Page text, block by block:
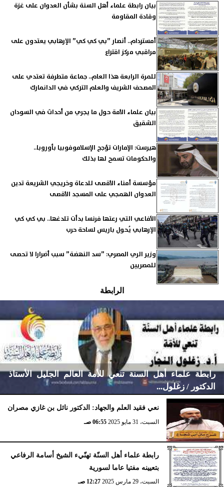
بيان رابطة علماء أهل السنة بشأن العدوان على غزة
وقادة المقاومة
أمستردام.. أنصار ”بي كي كي” الإرهابي يعتدون على
مراقبي مركز اقتراع
للمرة الرابعة هذا العام.. جماعة متطرفة تعتدي على
المصحف الشريف والعلم التركي في الدانمارك
بيان علماء الأمة حول ما يجري من أحداث في السودان
الشقيق
هيرست: الإمارات تؤجج الإسلاموفوبيا بأوروبا..
والحكومات تسمح لها بذلك
مؤسسة أمناء الأقصى للدعاة وخريجي الشريعة تدين
العدوان الهمجي على المسجد الأقصى
الأفاعي التي رعتها فرنسا بدأت تلدغها.. بي كي كي
الإرهابي يُحول باريس لساحة حرب
وزير الري المصري: ”سد النهضة” سبب أضرارا لا تحصى
للمصريين
الرابطة
رابطة علماء أهل السنة تنعي للأمة العالم الجليل الأستاذ
الدكتور / زغلول...
الإثنين، 10 نوفمبر 2025
نعي فقيد العلم والجهاد: الدكتور نائل بن غازي مصران
السبت، 31 مايو 2025 06:55 صـ
رابطة علماء أهل السنّة تهنّيء الشيخ أسامة الرفاعي
بتعيينه مفتيا عاما لسورية
السبت، 29 مارس 2025 12:27 صـ